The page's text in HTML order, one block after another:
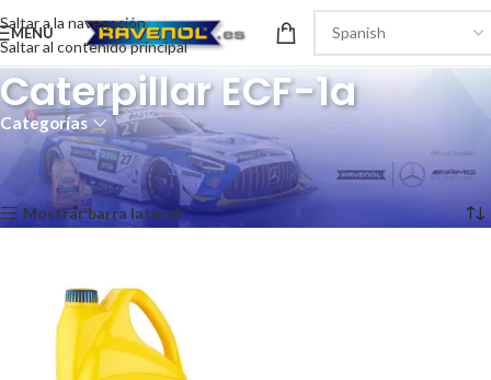
Saltar a la navegación
Saltar al contenido principal
MENÚ
Caterpillar ECF-1a
Categorías
Recomendaciones del producto/ Caterpillar ECF-1a
Mostrando el único resultado
Mostrar barra lateral